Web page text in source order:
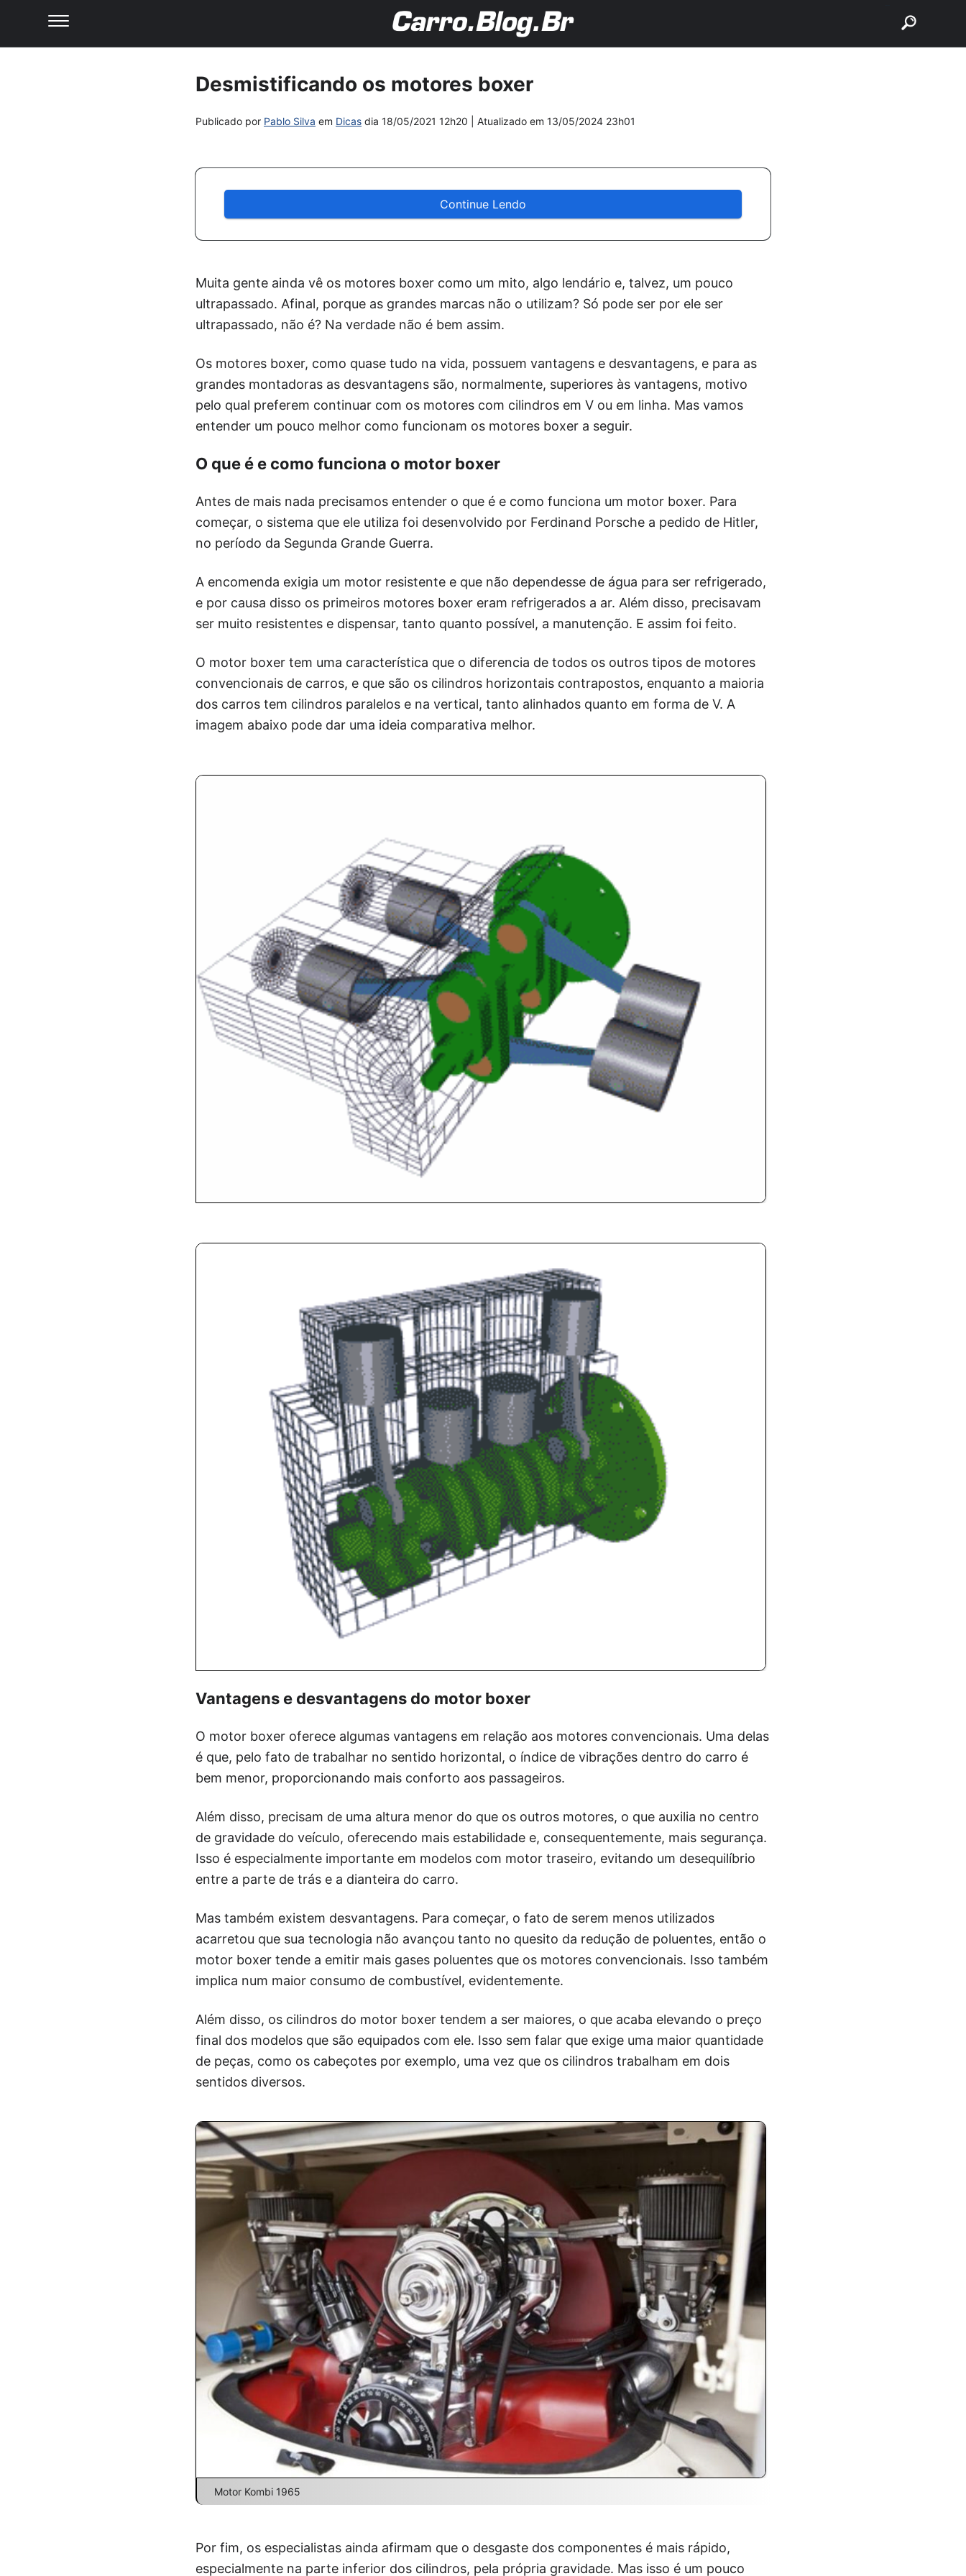
Desmistificando os motores boxer
Publicado por Pablo Silva em Dicas dia 18/05/2021 12h20 | Atualizado em 13/05/2024 23h01
Continue Lendo
Muita gente ainda vê os motores boxer como um mito, algo lendário e, talvez, um pouco
ultrapassado. Afinal, porque as grandes marcas não o utilizam? Só pode ser por ele ser
ultrapassado, não é? Na verdade não é bem assim.
Os motores boxer, como quase tudo na vida, possuem vantagens e desvantagens, e para as
grandes montadoras as desvantagens são, normalmente, superiores às vantagens, motivo
pelo qual preferem continuar com os motores com cilindros em V ou em linha. Mas vamos
entender um pouco melhor como funcionam os motores boxer a seguir.
O que é e como funciona o motor boxer
Antes de mais nada precisamos entender o que é e como funciona um motor boxer. Para
começar, o sistema que ele utiliza foi desenvolvido por Ferdinand Porsche a pedido de Hitler,
no período da Segunda Grande Guerra.
A encomenda exigia um motor resistente e que não dependesse de água para ser refrigerado,
e por causa disso os primeiros motores boxer eram refrigerados a ar. Além disso, precisavam
ser muito resistentes e dispensar, tanto quanto possível, a manutenção. E assim foi feito.
O motor boxer tem uma característica que o diferencia de todos os outros tipos de motores
convencionais de carros, e que são os cilindros horizontais contrapostos, enquanto a maioria
dos carros tem cilindros paralelos e na vertical, tanto alinhados quanto em forma de V. A
imagem abaixo pode dar uma ideia comparativa melhor.
Vantagens e desvantagens do motor boxer
O motor boxer oferece algumas vantagens em relação aos motores convencionais. Uma delas
é que, pelo fato de trabalhar no sentido horizontal, o índice de vibrações dentro do carro é
bem menor, proporcionando mais conforto aos passageiros.
Além disso, precisam de uma altura menor do que os outros motores, o que auxilia no centro
de gravidade do veículo, oferecendo mais estabilidade e, consequentemente, mais segurança.
Isso é especialmente importante em modelos com motor traseiro, evitando um desequilíbrio
entre a parte de trás e a dianteira do carro.
Mas também existem desvantagens. Para começar, o fato de serem menos utilizados
acarretou que sua tecnologia não avançou tanto no quesito da redução de poluentes, então o
motor boxer tende a emitir mais gases poluentes que os motores convencionais. Isso também
implica num maior consumo de combustível, evidentemente.
Além disso, os cilindros do motor boxer tendem a ser maiores, o que acaba elevando o preço
final dos modelos que são equipados com ele. Isso sem falar que exige uma maior quantidade
de peças, como os cabeçotes por exemplo, uma vez que os cilindros trabalham em dois
sentidos diversos.
Motor Kombi 1965
Por fim, os especialistas ainda afirmam que o desgaste dos componentes é mais rápido,
especialmente na parte inferior dos cilindros, pela própria gravidade. Mas isso é um pouco